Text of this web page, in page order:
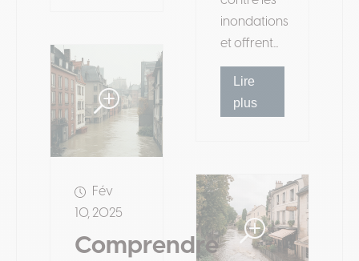
inondations
et offrent...
Lire
plus
Fév
10, 2025
Comprendre